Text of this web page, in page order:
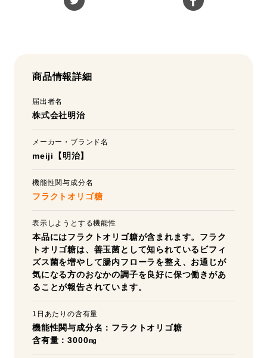
商品情報詳細
届出者名
株式会社明治
メーカー・ブランド名
meiji【明治】
機能性関与成分名
フラクトオリゴ糖
表示しようとする機能性
本品にはフラクトオリゴ糖が含まれます。フラク
トオリゴ糖は、善玉菌として知られているビフィ
ズス菌を増やして腸内フローラを整え、お通じが
気になる方のおなかの調子を良好に保つ働きがあ
ることが報告されています。
1日あたりの含有量
機能性関与成分名：フラクトオリゴ糖
含有量：3000㎎